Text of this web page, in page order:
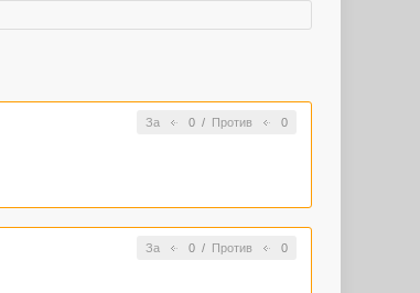
За 0/ Против 0
За 0/ Против 0